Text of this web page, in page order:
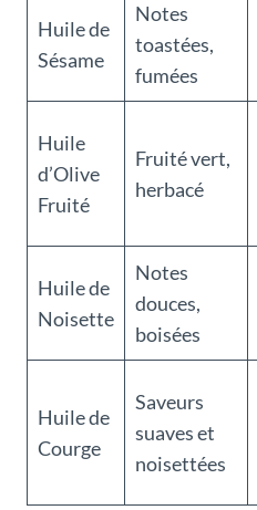
Huile de
Sésame
Notes
toastées,
fumées
Huile
d’Olive
Fruité
Fruité vert,
herbacé
Huile de
Noisette
Notes
douces,
boisées
Huile de
Courge
Saveurs
suaves et
noisettées